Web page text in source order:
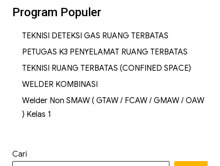
Program Populer
TEKNISI DETEKSI GAS RUANG TERBATAS
PETUGAS K3 PENYELAMAT RUANG TERBATAS
TEKNISI RUANG TERBATAS (CONFINED SPACE)
WELDER KOMBINASI
Welder Non SMAW ( GTAW / FCAW / GMAW / OAW
) Kelas 1
Cari